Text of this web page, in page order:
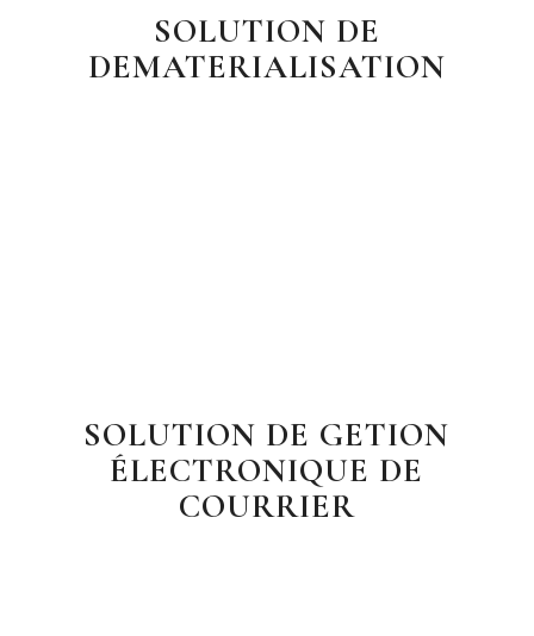
SOLUTION DE
DEMATERIALISATION
SOLUTION DE GETION
ÉLECTRONIQUE DE
COURRIER